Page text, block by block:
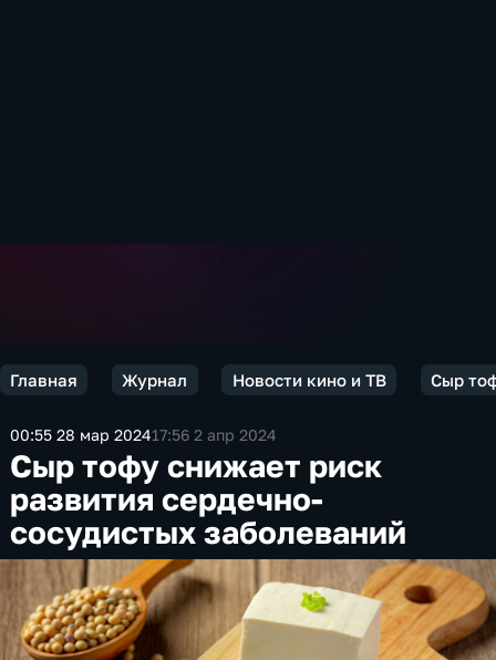
Главная Журнал Новости кино и ТВ Сыр
00:55 28 мар 202417:56 2 апр 2024
Сыр тофу снижает риск
развития сердечно-
сосудистых заболеваний